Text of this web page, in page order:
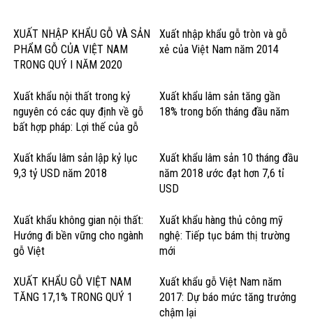
XUẤT NHẬP KHẨU GỖ VÀ SẢN
PHẨM GỖ CỦA VIỆT NAM
TRONG QUÝ I NĂM 2020
Xuất nhập khẩu gỗ tròn và gỗ
xẻ của Việt Nam năm 2014
Xuất khẩu nội thất trong kỷ
nguyên có các quy định về gỗ
bất hợp pháp: Lợi thế của gỗ
Xuất khẩu lâm sản tăng gần
18% trong bốn tháng đầu năm
Xuất khẩu lâm sản lập kỷ lục
9,3 tỷ USD năm 2018
Xuất khẩu lâm sản 10 tháng đầu
năm 2018 ước đạt hơn 7,6 tỉ
USD
Xuất khẩu không gian nội thất:
Hướng đi bền vững cho ngành
gỗ Việt
Xuất khẩu hàng thủ công mỹ
nghệ: Tiếp tục bám thị trường
mới
XUẤT KHẨU GỖ VIỆT NAM
TĂNG 17,1% TRONG QUÝ 1
Xuất khẩu gỗ Việt Nam năm
2017: Dự báo mức tăng trưởng
chậm lại